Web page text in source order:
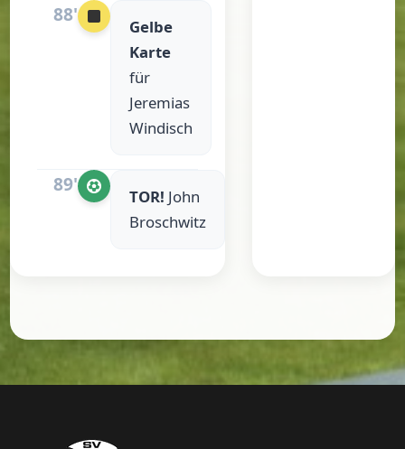
88'
Gelbe
Karte
für
Jeremias
Windisch
89'
TOR! John
Broschwitz